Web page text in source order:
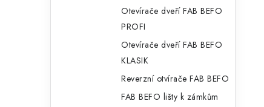
Otevírače dveří FAB BEFO
PROFI
Otevírače dveří FAB BEFO
KLASIK
Reverzní otvírače FAB BEFO
FAB BEFO lišty k zámkům